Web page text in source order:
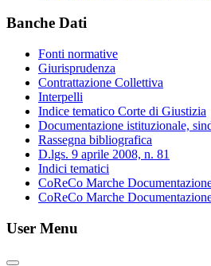
Banche Dati
Fonti normative
Giurisprudenza
Contrattazione Collettiva
Interpelli
Indice tematico Corte di Giustizia
Documentazione istituzionale,
Rassegna bibliografica
D.lgs. 9 aprile 2008, n. 81
Indici tematici
CoReCo Marche
CoReCo Marche
User Menu